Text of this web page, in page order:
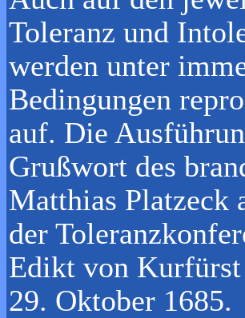
Toleranz und
werden unter
Bedingungen
auf. Die
Grußwort des
Matthias Platzeck
der
Edikt von
29. Oktober 1685.